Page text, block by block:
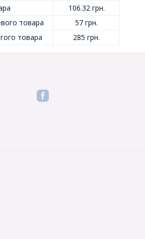
106.32 грн.
товара
57 грн.
товара
285 грн.